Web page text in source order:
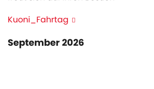
Kuoni_Fahrtag
September 2026